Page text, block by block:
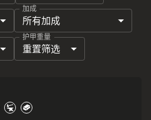
加成
所有加成
护甲重量
重置筛选